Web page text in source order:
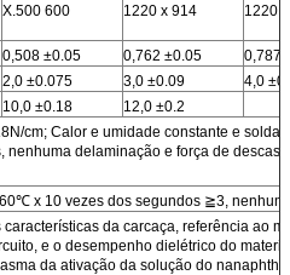
X.500 600 1220 x 914 1220
0,508 ±0.05 0,762 ±0.05
0,787
2,0 ±0.075 3,0 ±0.09
4,0
10,0 ±0.18
12,0 ±0.2
cm; Calor e umidade constante e
nenhuma delaminação e força de
x 10 vezes dos segundos ≧3,
características da carcaça, referência ao
e o desempenho dielétrico do
da ativação da solução do